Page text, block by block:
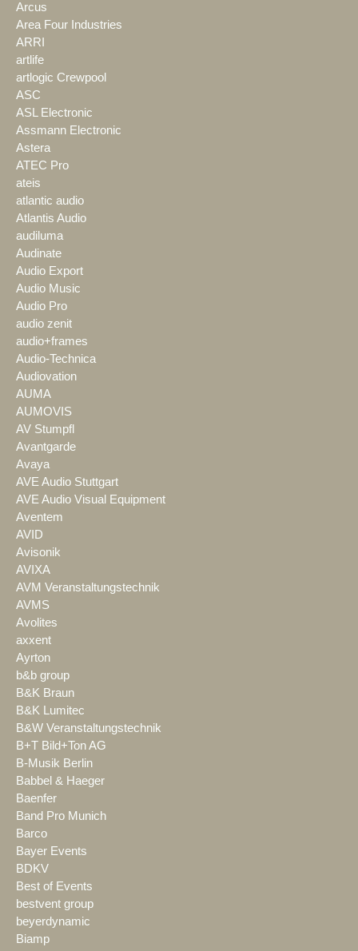
Arcus
Area Four Industries
ARRI
artlife
artlogic Crewpool
ASC
ASL Electronic
Assmann Electronic
Astera
ATEC Pro
ateis
atlantic audio
Atlantis Audio
audiluma
Audinate
Audio Export
Audio Music
Audio Pro
audio zenit
audio+frames
Audio-Technica
Audiovation
AUMA
AUMOVIS
AV Stumpfl
Avantgarde
Avaya
AVE Audio Stuttgart
AVE Audio Visual Equipment
Aventem
AVID
Avisonik
AVIXA
AVM Veranstaltungstechnik
AVMS
Avolites
axxent
Ayrton
b&b group
B&K Braun
B&K Lumitec
B&W Veranstaltungstechnik
B+T Bild+Ton AG
B-Musik Berlin
Babbel & Haeger
Baenfer
Band Pro Munich
Barco
Bayer Events
BDKV
Best of Events
bestvent group
beyerdynamic
Biamp